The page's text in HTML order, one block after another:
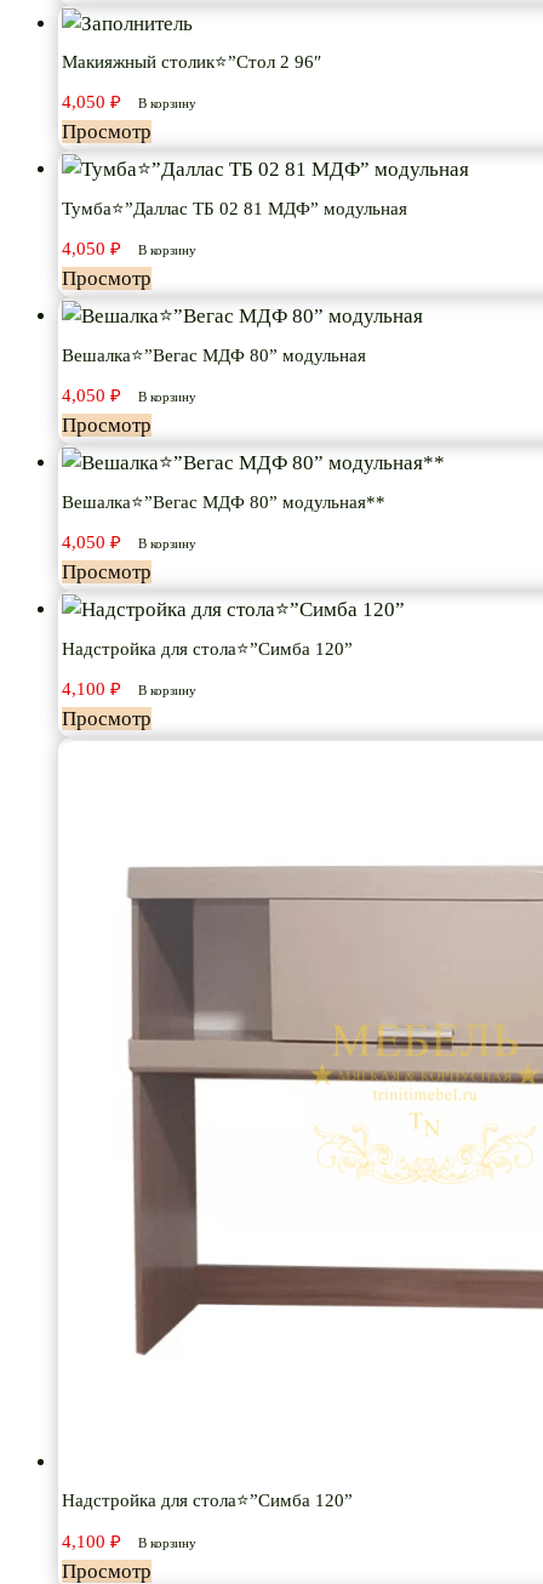
Макияжный столик⭐”Стол 2 96″
4,050 ₽ В корзину
Просмотр
Тумба⭐”Даллас ТБ 02 81 МДФ” модульная
4,050 ₽ В корзину
Просмотр
Вешалка⭐”Вегас МДФ 80” модульная
4,050 ₽ В корзину
Просмотр
Вешалка⭐”Вегас МДФ 80” модульная**
4,050 ₽ В корзину
Просмотр
Надстройка для стола⭐”Симба 120”
4,100 ₽ В корзину
Просмотр
Надстройка для стола⭐”Симба 120”
4,100 ₽ В корзину
Просмотр